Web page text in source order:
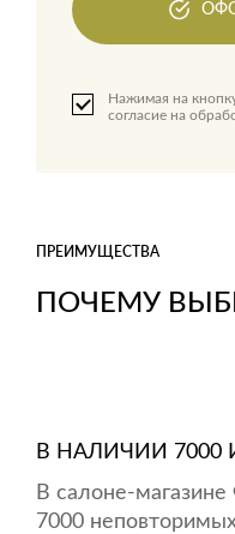
Нажимая на
согласие на
ПОЧЕМУ
ПРЕИМУЩЕСТВА
В НАЛИЧИИ 7000
В салоне-
7000